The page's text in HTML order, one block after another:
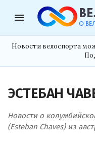
menu
Новости велоспорта
ЭСТЕБАН
Новости о
(Esteban Chaves) из